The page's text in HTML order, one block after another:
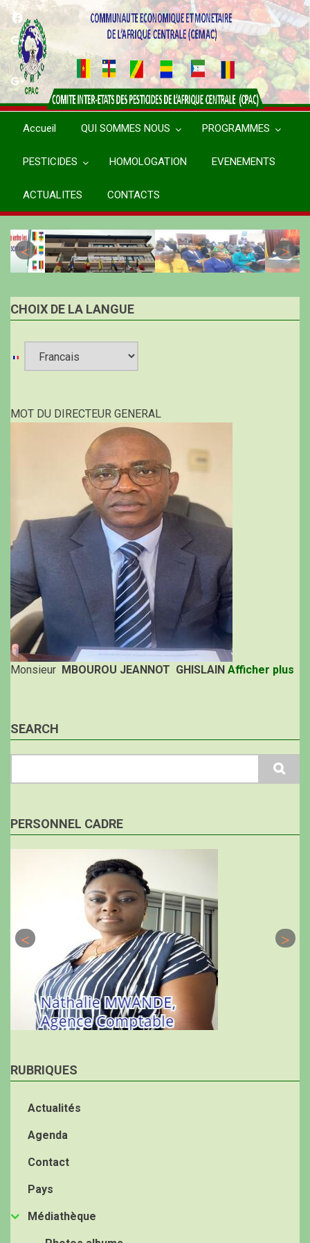
Aller
contenu
principal
Accueil QUI SOMMES NOUS PROGRAMMES
PESTICIDES HOMOLOGATION EVENEMENTS
ACTUALITES CONTACTS
CHOIX DE LA LANGUE
language
MOT DU DIRECTEUR GENERAL
Monsieur MBOUROU JEANNOT GHISLAIN Afficher plus
SEARCH
PERSONNEL CADRE
RUBRIQUES
Actualités
Agenda
Contact
Pays
Médiathèque